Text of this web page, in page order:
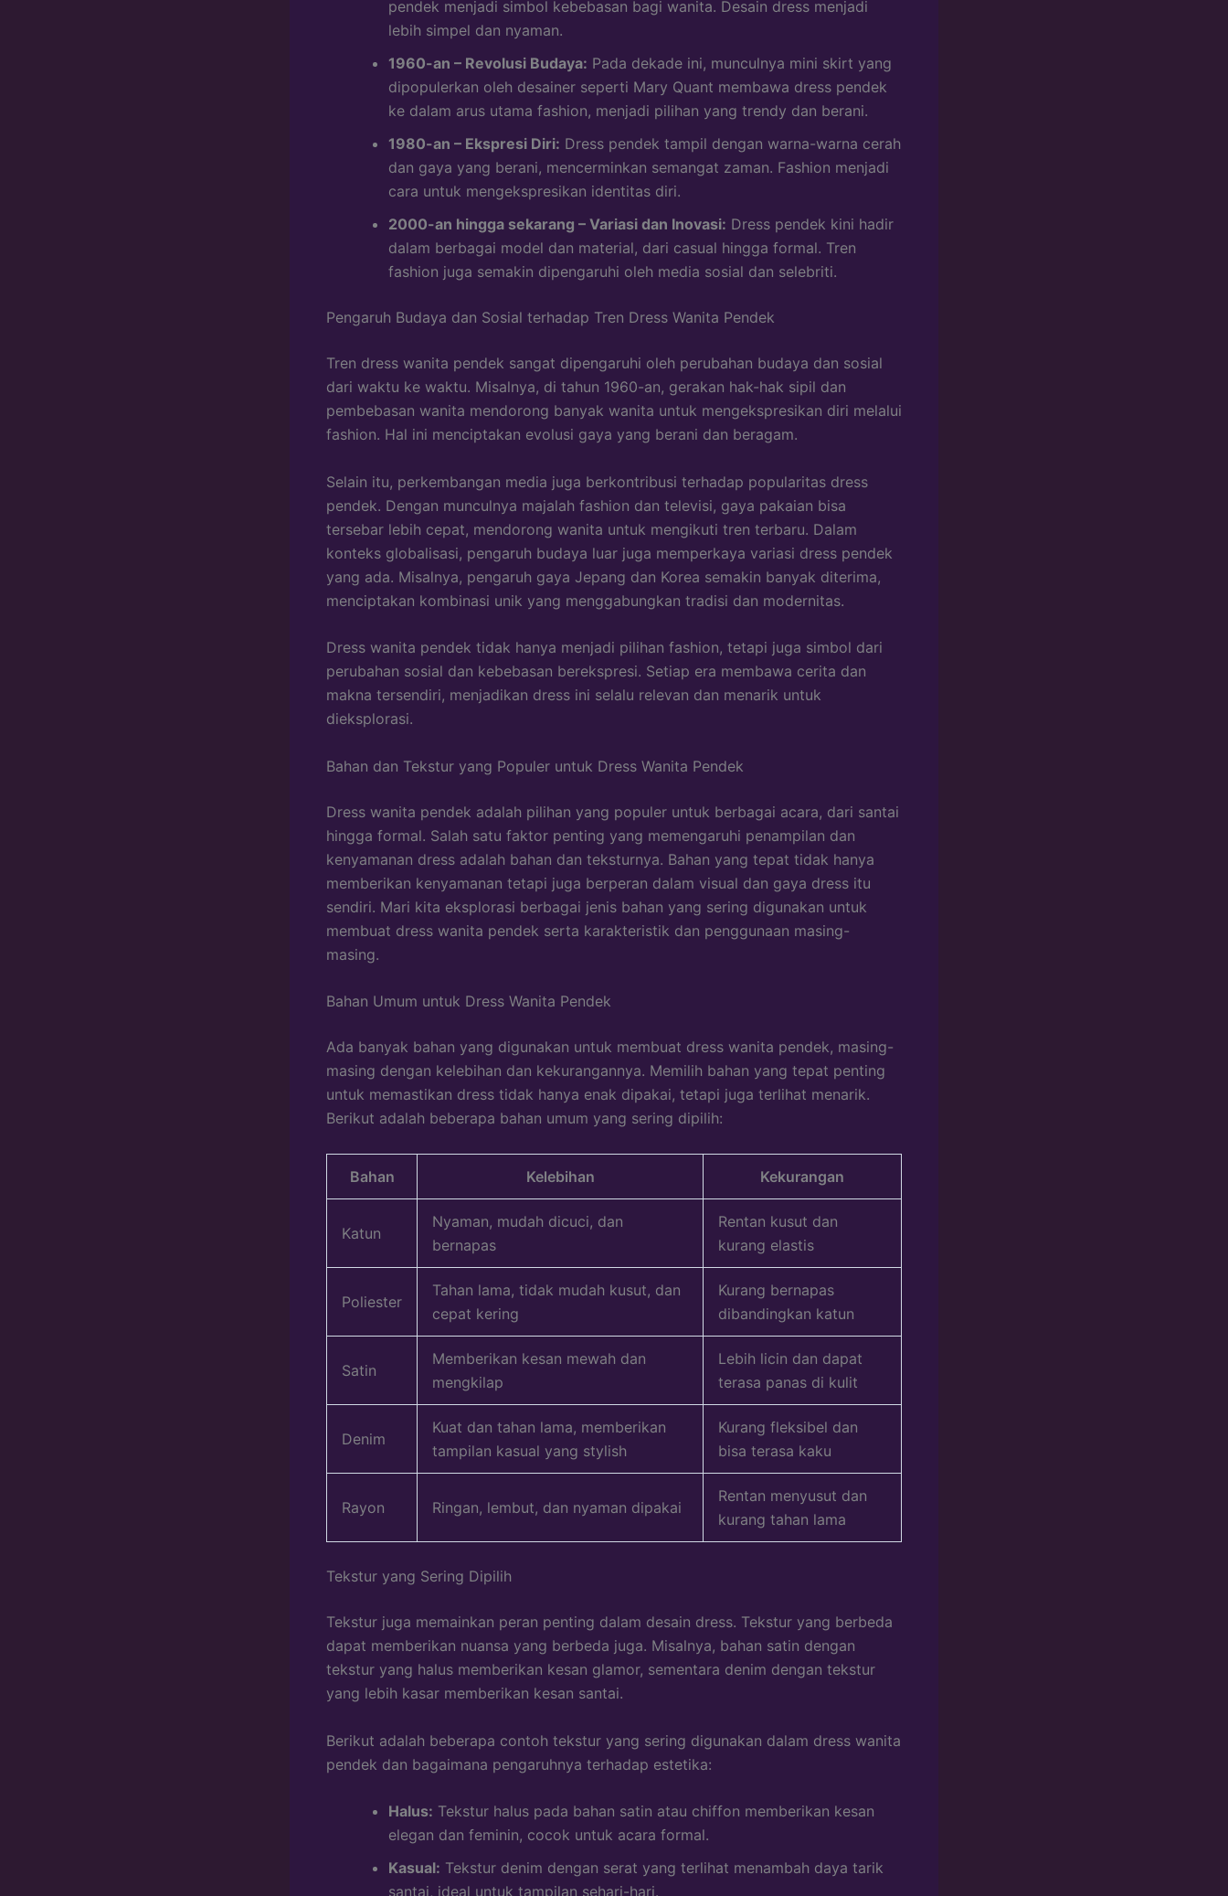
pendek menjadi simbol kebebasan bagi wanita. Desain dress menjadi
lebih simpel dan nyaman.
1960-an – Revolusi Budaya: Pada dekade ini, munculnya mini skirt yang
dipopulerkan oleh desainer seperti Mary Quant membawa dress pendek
ke dalam arus utama fashion, menjadi pilihan yang trendy dan berani.
1980-an – Ekspresi Diri: Dress pendek tampil dengan warna-warna cerah
dan gaya yang berani, mencerminkan semangat zaman. Fashion menjadi
cara untuk mengekspresikan identitas diri.
2000-an hingga sekarang – Variasi dan Inovasi: Dress pendek kini hadir
dalam berbagai model dan material, dari casual hingga formal. Tren
fashion juga semakin dipengaruhi oleh media sosial dan selebriti.
Pengaruh Budaya dan Sosial terhadap Tren Dress Wanita Pendek
Tren dress wanita pendek sangat dipengaruhi oleh perubahan budaya dan sosial
dari waktu ke waktu. Misalnya, di tahun 1960-an, gerakan hak-hak sipil dan
pembebasan wanita mendorong banyak wanita untuk mengekspresikan diri melalui
fashion. Hal ini menciptakan evolusi gaya yang berani dan beragam.
Selain itu, perkembangan media juga berkontribusi terhadap popularitas dress
pendek. Dengan munculnya majalah fashion dan televisi, gaya pakaian bisa
tersebar lebih cepat, mendorong wanita untuk mengikuti tren terbaru. Dalam
konteks globalisasi, pengaruh budaya luar juga memperkaya variasi dress pendek
yang ada. Misalnya, pengaruh gaya Jepang dan Korea semakin banyak diterima,
menciptakan kombinasi unik yang menggabungkan tradisi dan modernitas.
Dress wanita pendek tidak hanya menjadi pilihan fashion, tetapi juga simbol dari
perubahan sosial dan kebebasan berekspresi. Setiap era membawa cerita dan
makna tersendiri, menjadikan dress ini selalu relevan dan menarik untuk
dieksplorasi.
Bahan dan Tekstur yang Populer untuk Dress Wanita Pendek
Dress wanita pendek adalah pilihan yang populer untuk berbagai acara, dari santai
hingga formal. Salah satu faktor penting yang memengaruhi penampilan dan
kenyamanan dress adalah bahan dan teksturnya. Bahan yang tepat tidak hanya
memberikan kenyamanan tetapi juga berperan dalam visual dan gaya dress itu
sendiri. Mari kita eksplorasi berbagai jenis bahan yang sering digunakan untuk
membuat dress wanita pendek serta karakteristik dan penggunaan masing-
masing.
Bahan Umum untuk Dress Wanita Pendek
Ada banyak bahan yang digunakan untuk membuat dress wanita pendek, masing-
masing dengan kelebihan dan kekurangannya. Memilih bahan yang tepat penting
untuk memastikan dress tidak hanya enak dipakai, tetapi juga terlihat menarik.
Berikut adalah beberapa bahan umum yang sering dipilih:
Bahan Kelebihan Kekurangan
Katun
Nyaman, mudah dicuci, dan
bernapas
Rentan kusut dan
kurang elastis
Poliester
Tahan lama, tidak mudah kusut, dan
cepat kering
Kurang bernapas
dibandingkan katun
Satin
Memberikan kesan mewah dan
mengkilap
Lebih licin dan dapat
terasa panas di kulit
Denim
Kuat dan tahan lama, memberikan
tampilan kasual yang stylish
Kurang fleksibel dan
bisa terasa kaku
Rayon Ringan, lembut, dan nyaman dipakai
Rentan menyusut dan
kurang tahan lama
Tekstur yang Sering Dipilih
Tekstur juga memainkan peran penting dalam desain dress. Tekstur yang berbeda
dapat memberikan nuansa yang berbeda juga. Misalnya, bahan satin dengan
tekstur yang halus memberikan kesan glamor, sementara denim dengan tekstur
yang lebih kasar memberikan kesan santai.
Berikut adalah beberapa contoh tekstur yang sering digunakan dalam dress wanita
pendek dan bagaimana pengaruhnya terhadap estetika:
Halus: Tekstur halus pada bahan satin atau chiffon memberikan kesan
elegan dan feminin, cocok untuk acara formal.
Kasual: Tekstur denim dengan serat yang terlihat menambah daya tarik
santai, ideal untuk tampilan sehari-hari.